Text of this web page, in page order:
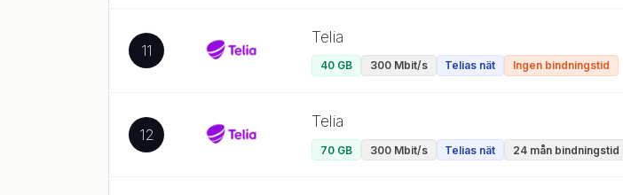
11
Telia
40 GB 300 Mbit/s Telias nät Ingen bindningstid
12
Telia
70 GB 300 Mbit/s Telias nät 24 mån bindningstid